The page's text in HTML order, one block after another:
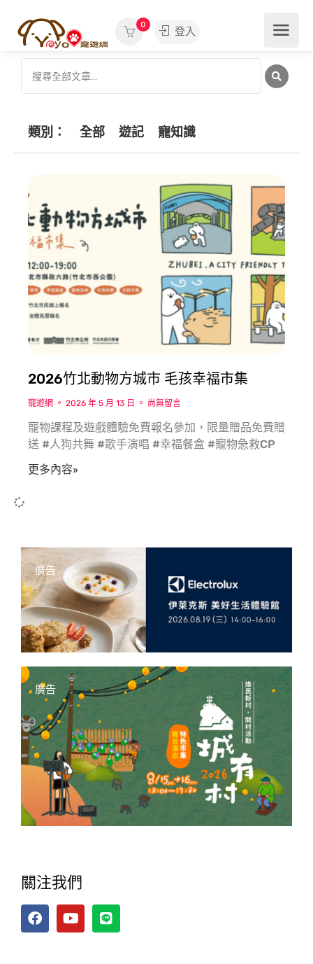
0
登入
類別： 全部 遊記 寵知識
2026竹北動物方城市 毛孩幸福市集
寵遊網 2026 年 5 月 13 日 尚無留言
寵物課程及遊戲體驗免費報名參加，限量贈品免費贈
送 #人狗共舞 #歌手演唱 #幸福餐盒 #寵物急救CP
更多內容»
廣告
廣告
關注我們